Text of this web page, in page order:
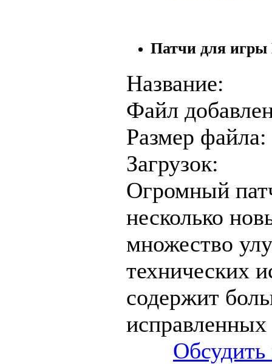
Патчи для игры
Название:
Файл
Размер файла:
Загрузок:
Огромный
несколько
множество
технических
содержит
исправленных